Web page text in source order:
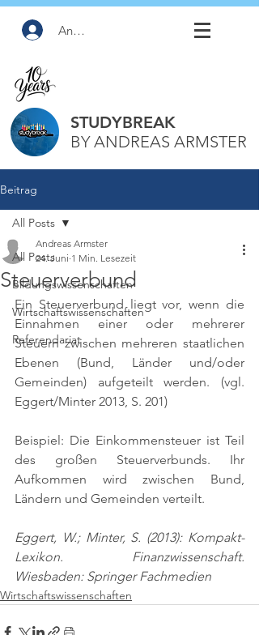
Anmelden
STUDYBREAK
BY ANDREAS ARMSTER
Beitrag
All Posts
Bildungswissenschaften
Wirtschaftswissenschaften
Referendariat
All Posts
Steuerverbund
Andreas Armster
24. Juni 1 Min. Lesezeit
Ein Steuerverbund liegt vor, wenn die
Einnahmen einer oder mehrerer
Steuern zwischen mehreren staatlichen
Ebenen (Bund, Länder und/oder
Gemeinden) aufgeteilt werden. (vgl.
Eggert/Minter 2013, S. 201)
Beispiel: Die Einkommensteuer ist Teil
des großen Steuerverbunds. Ihr
Aufkommen wird zwischen Bund,
Ländern und Gemeinden verteilt.
Eggert, W.; Minter, S. (2013): Kompakt-
Lexikon. Finanzwissenschaft.
Wiesbaden: Springer Fachmedien
Wirtschaftswissenschaften